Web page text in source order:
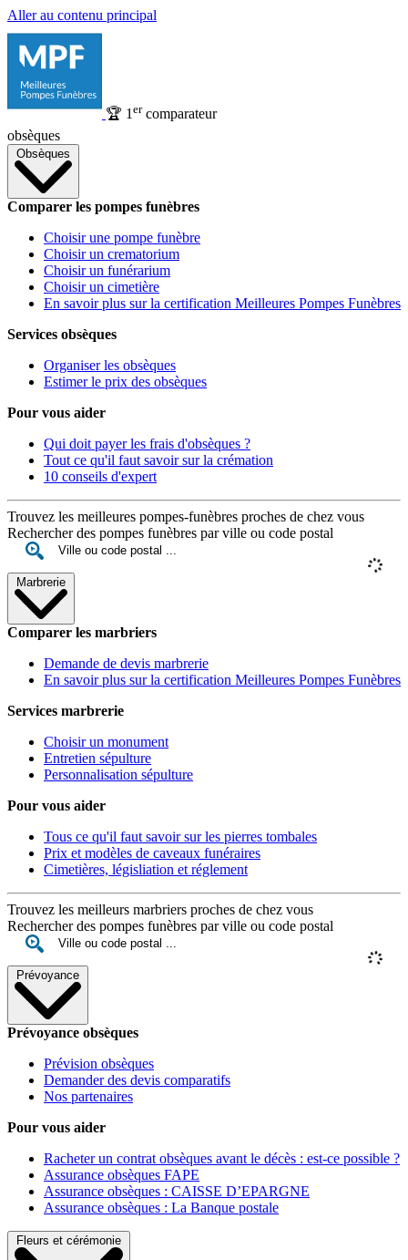
Aller au contenu principal
🏆 1 ercomparateur
obsèques
Obsèques
Comparer les pompes funèbres
Choisir une pompe funèbre
Choisir un crematorium
Choisir un funérarium
Choisir un cimetière
En savoir plus sur la certification Meilleures Pompes Funèbres
Services obsèques
Organiser les obsèques
Estimer le prix des obsèques
Pour vous aider
Qui doit payer les frais d'obsèques ?
Tout ce qu'il faut savoir sur la crémation
10 conseils d'expert
Trouvez les meilleures pompes-funèbres proches de chez vous
Rechercher des pompes funèbres par ville ou code postal
Marbrerie
Comparer les marbriers
Demande de devis marbrerie
En savoir plus sur la certification Meilleures Pompes Funèbres
Services marbrerie
Choisir un monument
Entretien sépulture
Personnalisation sépulture
Pour vous aider
Tous ce qu'il faut savoir sur les pierres tombales
Prix et modèles de caveaux funéraires
Cimetières, législiation et réglement
Trouvez les meilleurs marbriers proches de chez vous
Rechercher des pompes funèbres par ville ou code postal
Prévoyance
Prévoyance obsèques
Prévision obsèques
Demander des devis comparatifs
Nos partenaires
Pour vous aider
Racheter un contrat obsèques avant le décès : est-ce possible ?
Assurance obsèques FAPE
Assurance obsèques : CAISSE D’EPARGNE
Assurance obsèques : La Banque postale
Fleurs et cérémonie